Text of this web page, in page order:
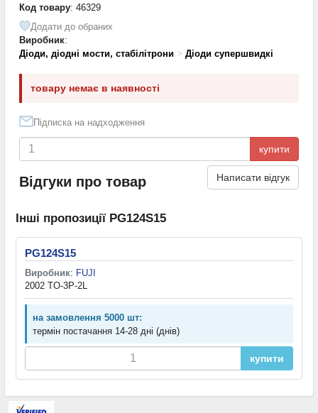
Код товару: 46329
Додати до обраних
Виробник:
Діоди, діодні мости, стабілітрони > Діоди супершвидкі
товару немає в наявності
Підписка на надходження
купити
Відгуки про товар Написати відгук
Інші пропозиції PG124S15
PG124S15
Виробник: FUJI
2002 TO-3P-2L
на замовлення 5000 шт:
термін постачання 14-28 дні (днів)
купити